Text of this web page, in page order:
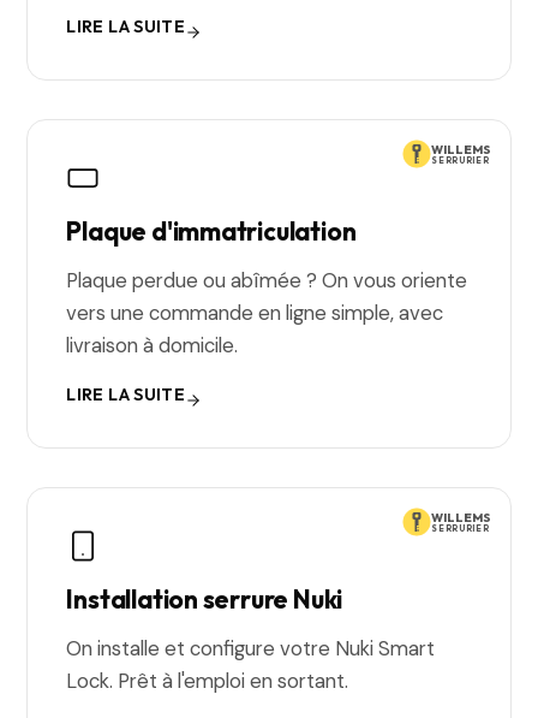
LIRE LA SUITE
WILLEMS
SERRURIER
Plaque d'immatriculation
Plaque perdue ou abîmée ? On vous oriente
vers une commande en ligne simple, avec
livraison à domicile.
LIRE LA SUITE
WILLEMS
SERRURIER
Installation serrure Nuki
On installe et configure votre Nuki Smart
Lock. Prêt à l'emploi en sortant.